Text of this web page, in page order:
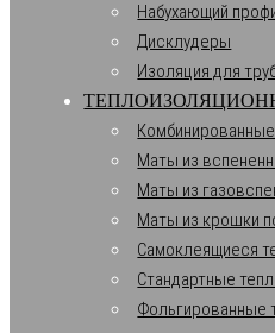
Набухающий
Дисклудеры
Изоляция для
Маты из
Маты из
Маты из крошки
Самоклеящиеся
Стандартные
Фольгированные